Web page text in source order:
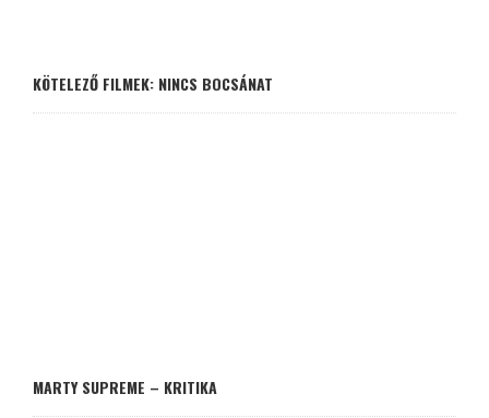
KÖTELEZŐ FILMEK: NINCS BOCSÁNAT
MARTY SUPREME – KRITIKA